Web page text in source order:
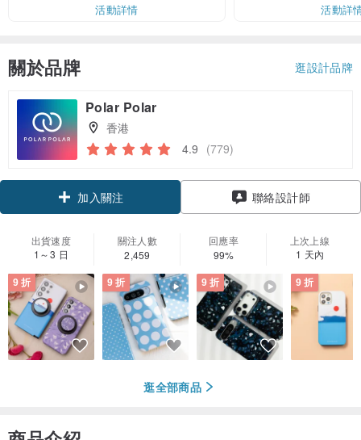
活動詳情
活動詳
關於品牌 逛設計品牌
Polar Polar
香港
4.9 (779)
加入關注
聯絡設計師
出貨速度
1～3 日
關注人數
2,459
回應率
99%
上次上線
1 天內
9 折 9 折 9 折 9 折
逛全部商品